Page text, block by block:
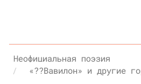
Неофициальная поэзия
«??Вавилон» и другие